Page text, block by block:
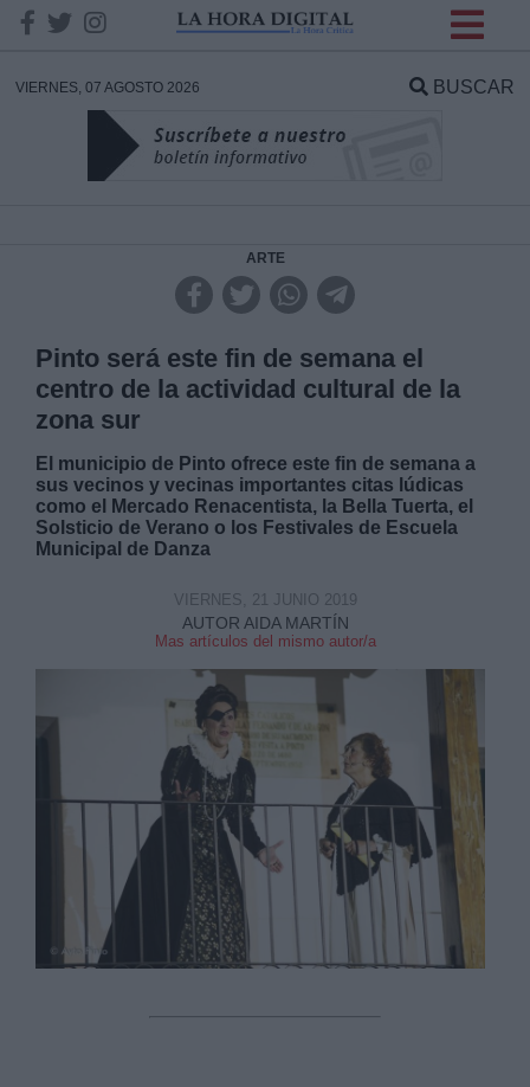
VIERNES, 07 AGOSTO 2026 BUSCAR
ARTE
Pinto será este fin de semana el
centro de la actividad cultural de la
zona sur
El municipio de Pinto ofrece este fin de semana a
sus vecinos y vecinas importantes citas lúdicas
como el Mercado Renacentista, la Bella Tuerta, el
Solsticio de Verano o los Festivales de Escuela
Municipal de Danza
AUTOR AIDA MARTÍN
Mas artículos del mismo autor/a
VIERNES, 21 JUNIO 2019
DATOS
Responsable:
Legitimación:
Destinatarios:
link
Información adicional
link